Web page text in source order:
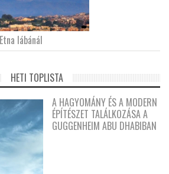
lábánál
HETI TOPLISTA
A HAGYOMÁNY ÉS A MODERN
ÉPÍTÉSZET TALÁLKOZÁSA A
GUGGENHEIM ABU DHABIBAN